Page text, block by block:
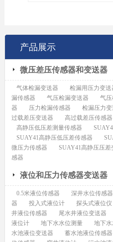
产品展示
微压差压传感器和变送器
气体检漏变送器 检漏用压力变送
漏传感器
气压检漏变送器 气
器
压力检漏传感器 检漏压力变
过载差压变送器
高过载差压传感器
高静压低压差测量传感器
SUAY41高静压低压差传感器
微压力传感器
SUAY41高静压压差
感器
液位和压力传感器变送器
0.5米液位传感器 深井水位传感器
器
投入式液位计 探头式液位仪
井液位传感器
尾水井液位变送器
液位计
地下水水位测量 地下
水池液位变送器
蓄水池液位传感器